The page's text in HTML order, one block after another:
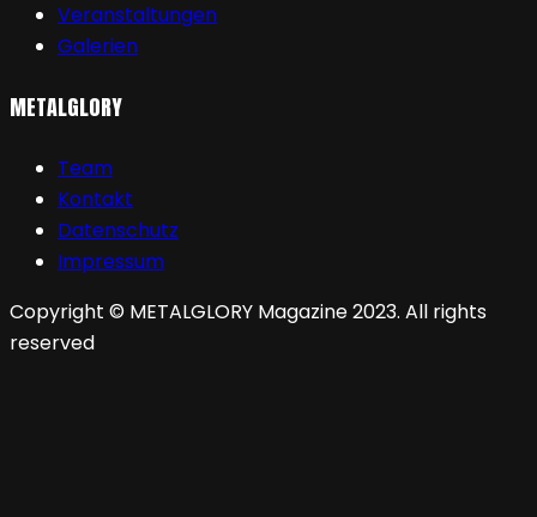
Veranstaltungen
Galerien
METALGLORY
Team
Kontakt
Datenschutz
Impressum
Copyright © METALGLORY Magazine 2023. All rights
reserved